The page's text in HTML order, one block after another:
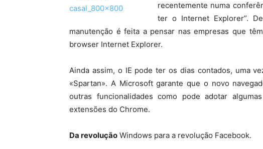
recentemente numa
ter o Internet Explorer”.
manutenção é feita a pensar nas empresas que
browser Internet Explorer.
Ainda assim, o IE pode ter os dias contados, uma
«Spartan». A Microsoft garante que o novo
outras funcionalidades como pode adotar
extensões do Chrome.
Da revolução Windows para a revolução Facebook.